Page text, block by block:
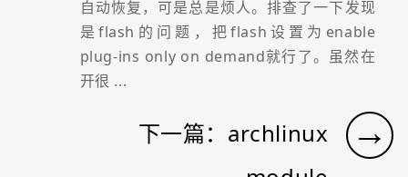
自动恢复，可是总是烦人。排查了一下发现
是flash的问题，把flash设置为enable
plug-ins only on demand就行了。虽然在
开很 ...
→
下一篇：archlinux